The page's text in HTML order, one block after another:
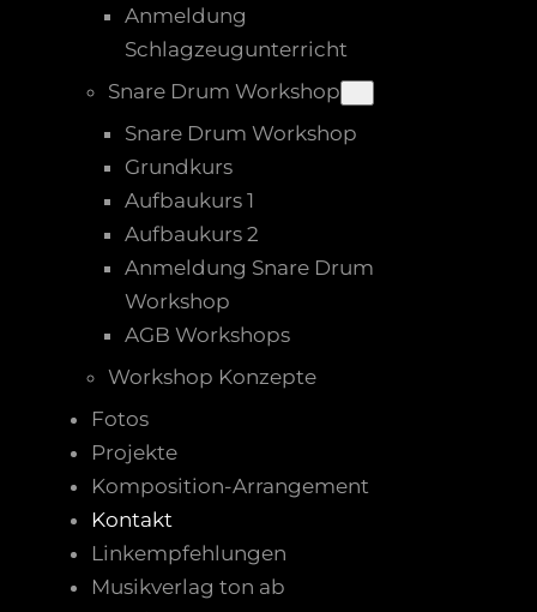
Anmeldung
Schlagzeugunterricht
Snare Drum Workshop
Snare Drum Workshop
Grundkurs
Aufbaukurs 1
Aufbaukurs 2
Anmeldung Snare Drum
Workshop
AGB Workshops
Workshop Konzepte
Fotos
Projekte
Komposition-Arrangement
Kontakt
Linkempfehlungen
Musikverlag ton ab